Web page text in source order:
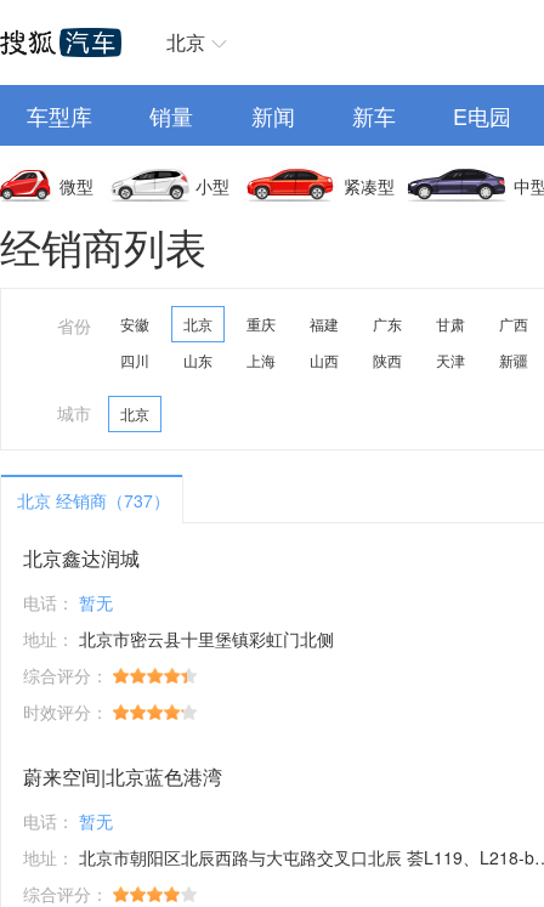
北京
车型库 销量 新闻 新车 E电园
微型 小型 紧凑型 中
经销商列表
省份 安徽 北京 重庆 福建 广东 甘肃
广西
四川
山东 上海 山西 陕西 天津 新疆
城市 北京
北京 经销商（737）
北京鑫达润城
电话： 暂无
地址： 北京市密云县十里堡镇彩虹门北侧
综合评分：
时效评分：
蔚来空间|北京蓝色港湾
电话： 暂无
地址： 北京市朝阳区北辰西路与大屯路交叉口北辰 荟L119、L218-b号商铺
综合评分：